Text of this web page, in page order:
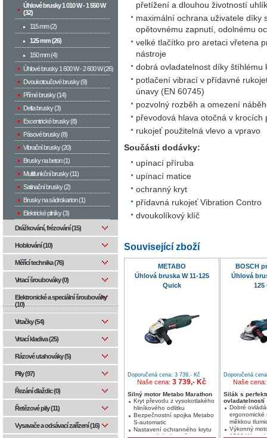
přetížení a dlouhou životností
maximální ochrana uživatele díky
opětovnému zapnutí, odolnému
velké tlačítko pro aretaci vřetena
nástroje
dobrá ovladatelnost díky štíhlému
potlačení vibrací v přídavné
únavy (EN 60745)
pozvolný rozběh a omezení
převodová hlava otočná v krocích
rukojeť použitelná vlevo a vpravo
Součásti dodávky:
upínací příruba
upínací matice
ochranný kryt
přídavná rukojeť Vibration Contro
dvoukolíkový klíč
Související zboží
METABO
Úhlová bruska W 11-125
Quick
Doporučená cena: 3 739,- Kč
Naše cena: 3 739,- Kč
Silný motor Metabo Marathon
Kryt převodu z vysokotlakého
hliníkového odlitku
Bezpečnostní spojka Metabo
S-automatic
Nastavení ochranného krytu
BOSCH
Úhlová
125
Doporučená
Naše
Silák s
ovladatelností
Dobré
ergonomické
měkkou
Výkonný
1500 W s
Úhlové brusky 1 010 W - 1 550 W
(32)
115 mm (2)
125 mm (26)
150 mm (4)
Úhlové brusky 1 600 W - 2 600 W (26)
Dvoukotoučové brusky (9)
Přímé brusky (14)
Delta brusky (3)
Excentrické brusky (8)
Pásové brusky (8)
Vibrační brusky (20)
Brusky na beton (1)
Multifunkční brusky (11)
Satinační brusky (2)
Brusky na sádrokarton (1)
Elektrické pilníky (3)
Drážkování, frézování (15)
Hoblování (10)
Měřící technika (76)
Vrtací šroubováky (0)
Elektronické a speciální šroubováky
(10)
Vrtačky (54)
Vrtací kladiva (25)
Rázové utahováky (5)
Pily (97)
Řezání dlaždic (0)
Řetězové pily (11)
Vysavače a odsávací zařízení (16)